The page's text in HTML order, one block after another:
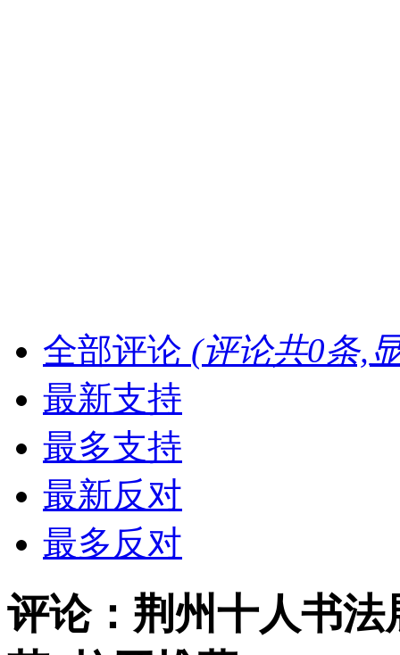
全部评论 (评论共0条,
最新支持
最多支持
最新反对
最多反对
评论：荆州十人书